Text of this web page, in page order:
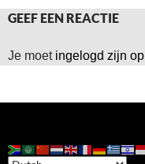
GEEF EEN REACTIE
Je moet ingelogd zijn op